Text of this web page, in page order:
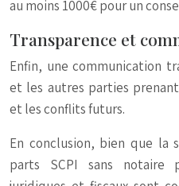
au moins 1000€ pour un
Transparence et
Enfin, une communication
et les autres parties
et les conflits futurs.
En conclusion, bien que la
parts SCPI sans notaire